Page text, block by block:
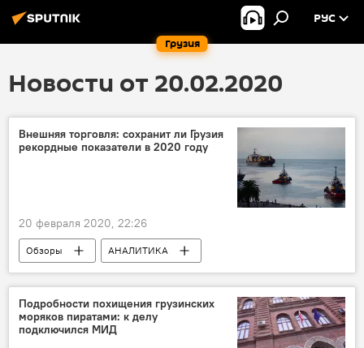
Грузия
РУС
Новости от 20.02.2020
Внешняя торговля: сохранит ли Грузия
рекордные показатели в 2020 году
20 февраля 2020, 22:26
Обзоры
АНАЛИТИКА
ЭКОНОМИКА
Грузия
Подробности похищения грузинских
моряков пиратами: к делу
подключился МИД